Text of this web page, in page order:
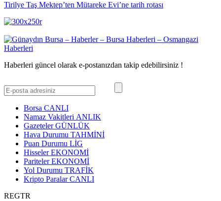
Tirilye Taş Mektep’ten Mütareke Evi’ne tarih rotası
Haberleri güncel olarak e-postanızdan takip edebilirsiniz !
Borsa CANLI
Namaz Vakitleri ANLIK
GazetelerGÜNLÜK
Hava Durumu TAHMİNİ
Puan Durumu LİG
HisselerEKONOMİ
ParitelerEKONOMİ
Yol Durumu TRAFİK
Kripto ParalarCANLI
REGTR